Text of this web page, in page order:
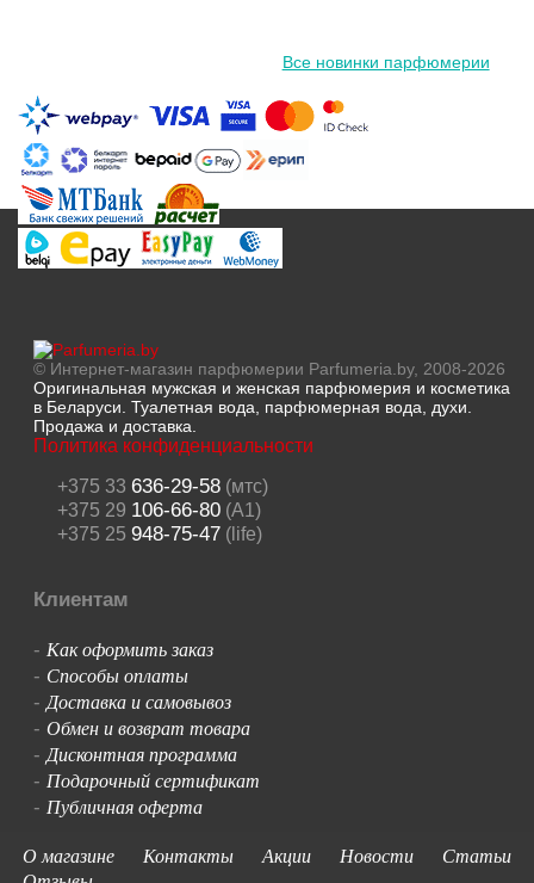
Все новинки парфюмерии
© Интернет-магазин парфюмерии Parfumeria.by, 2008-2026
Оригинальная мужская и женская парфюмерия и косметика
в Беларуси. Туалетная вода, парфюмерная вода, духи.
Продажа и доставка.
Политика конфиденциальности
+375 33 636-29-58(мтс)
+375 29 106-66-80(A1)
+375 25 948-75-47(life)
Клиентам
- Как оформить заказ
- Способы оплаты
-Доставка и самовывоз
- Обмен и возврат товара
-Дисконтная программа
- Подарочный сертификат
- Публичная оферта
О магазине
Контакты Акции Новости
Статьи